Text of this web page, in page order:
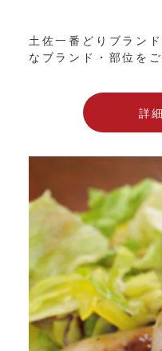
土佐一番どりブラン
なブランド・部位を
詳